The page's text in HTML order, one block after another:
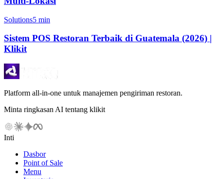
Solutions5 min
Sistem POS Restoran Terbaik di Guatemala (2026) |
Klikit
Platform all-in-one untuk manajemen pengiriman restoran.
Minta ringkasan AI tentang klikit
Inti
Dasbor
Point of Sale
Menu